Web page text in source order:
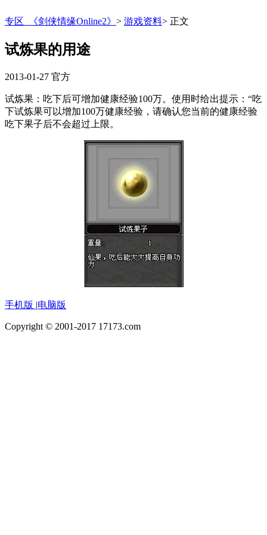
专区_《剑侠情缘Online2》 > 游戏资料> 正文
试炼果的用途
2013-01-27 官方
试炼果：吃下后可增加健康经验100万。使用时给出提示：“吃
下试炼果可以增加100万健康经验，请确认您当前的健康经验
吃下果子后不会超过上限。
手机版 |电脑版
Copyright © 2001-2017 17173.com